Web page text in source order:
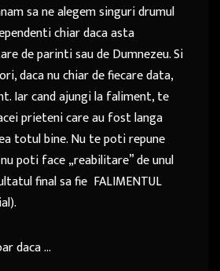
sa ne alegem singuri drumul
chiar daca asta
de parinti sau de Dumnezeu. Si
daca nu chiar de fiecare data,
Iar cand ajungi la faliment, te
prieteni care au fost langa
totul bine. Nu te poti repune
poti face „reabilitare” de unul
final sa fie FALIMENTUL
daca …